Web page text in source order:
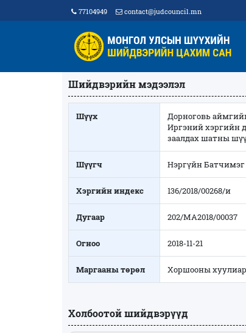
77104949 contact@judcouncil.mn
Шийдвэрийн мэдээлэл
Шүүх
Дорноговь
Иргэний хэргийн
заалдах шатны
Шүүгч Нэргүйн Батчимэг
Хэргийн индекс 136/2018/00268/и
Дугаар 202/МА2018/00037
Огноо 2018-11-21
Маргааны төрөл Хоршооны хуулиар
Холбоотой шийдвэрүүд